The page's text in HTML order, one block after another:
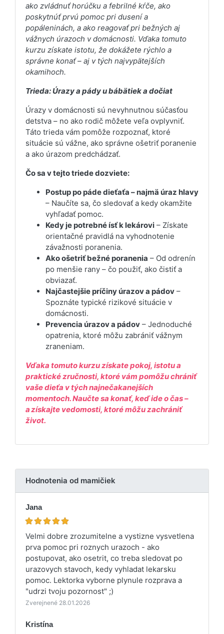
ako zvládnuť horúčku a febrilné kŕče, ako
poskytnúť prvú pomoc pri dusení a
popáleninách, a ako reagovať pri bežných aj
vážnych úrazoch v domácnosti. Vďaka tomuto
kurzu získate istotu, že dokážete rýchlo a
správne konať – aj v tých najvypätejších
okamihoch.
Trieda: Úrazy a pády u bábätiek a dočiat
Úrazy v domácnosti sú nevyhnutnou súčasťou
detstva – no ako rodič môžete veľa ovplyvniť.
Táto trieda vám pomôže rozpoznať, ktoré
situácie sú vážne, ako správne ošetriť poranenie
a ako úrazom predchádzať.
Čo sa v tejto triede dozviete:
Postup po páde dieťaťa – najmä úraz hlavy
– Naučíte sa, čo sledovať a kedy okamžite
vyhľadať pomoc.
Kedy je potrebné ísť k lekárovi – Získate
orientačné pravidlá na vyhodnotenie
závažnosti poranenia.
Ako ošetriť bežné poranenia – Od odrenín
po menšie rany – čo použiť, ako čistiť a
obviazať.
Najčastejšie príčiny úrazov a pádov –
Spoznáte typické rizikové situácie v
domácnosti.
Prevencia úrazov a pádov – Jednoduché
opatrenia, ktoré môžu zabrániť vážnym
zraneniam.
Vďaka tomuto kurzu získate pokoj, istotu a
praktické zručnosti, ktoré vám pomôžu chrániť
vaše dieťa v tých najnečakanejších
momentoch. Naučte sa konať, keď ide o čas –
a získajte vedomosti, ktoré môžu zachrániť
život.
Hodnotenia od mamičiek
Jana
Velmi dobre zrozumitelne a vystizne vysvetlena
prva pomoc pri roznych urazoch - ako
postupovat, ako osetrit, co treba sledovat po
urazovych stavoch, kedy vyhladat lekarsku
pomoc. Lektorka vyborne plynule rozprava a
"udrzi tvoju pozornost" ;)
Zverejnené 28.01.2026
Kristína